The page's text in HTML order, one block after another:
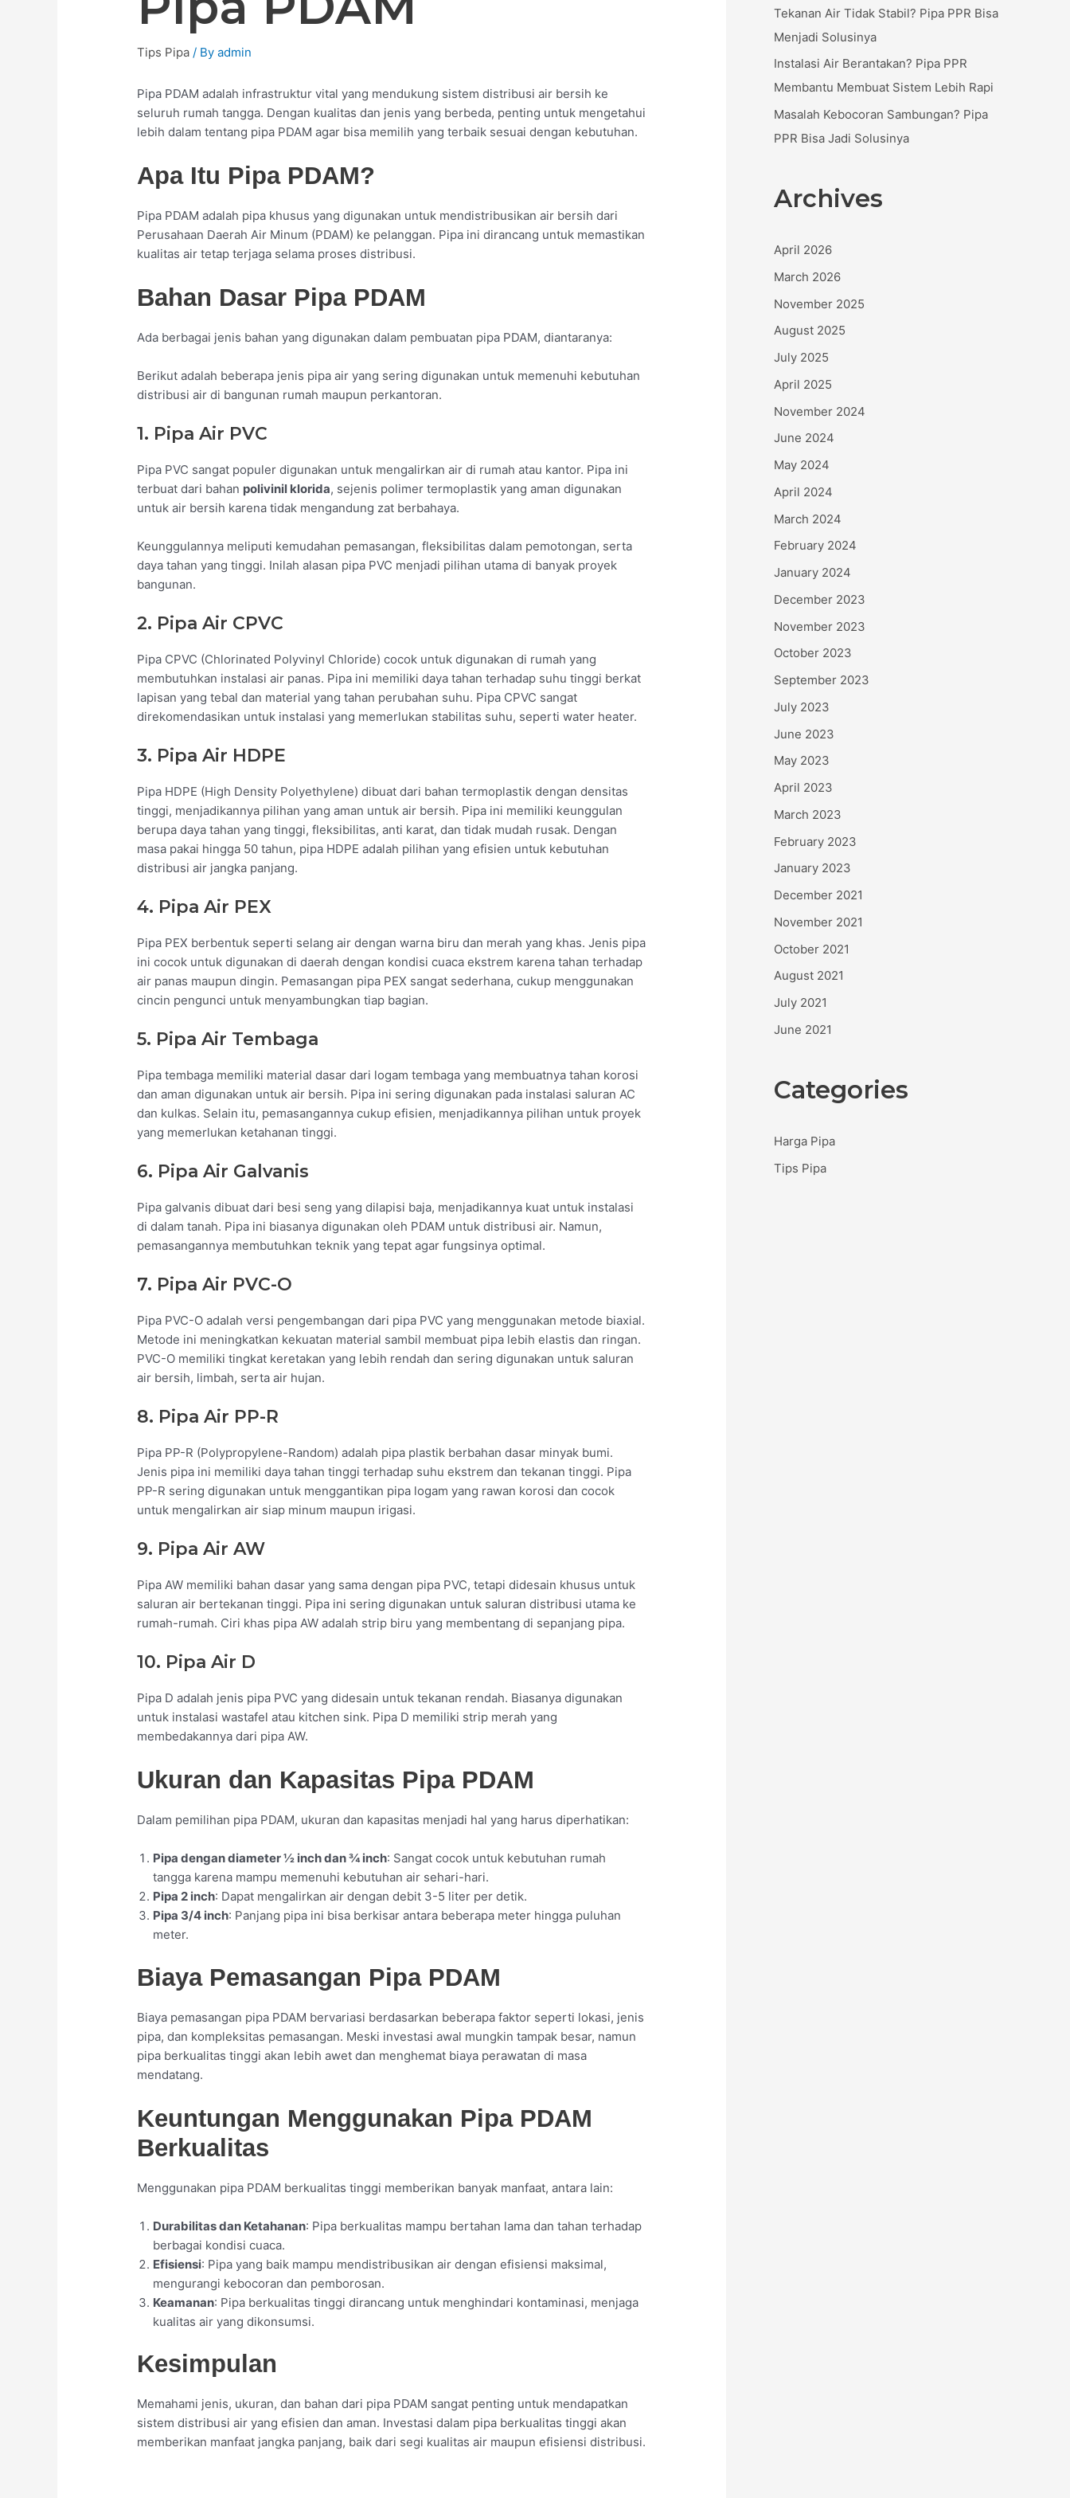
Tips Pipa / Byadmin
Pipa PDAM adalah infrastruktur vital yang mendukung sistem distribusi air bersih ke
seluruh rumah tangga. Dengan kualitas dan jenis yang berbeda, penting untuk mengetahui
lebih dalam tentang pipa PDAM agar bisa memilih yang terbaik sesuai dengan kebutuhan.
Apa Itu Pipa PDAM?
Pipa PDAM adalah pipa khusus yang digunakan untuk mendistribusikan air bersih dari
Perusahaan Daerah Air Minum (PDAM) ke pelanggan. Pipa ini dirancang untuk memastikan
kualitas air tetap terjaga selama proses distribusi.
Bahan Dasar Pipa PDAM
Ada berbagai jenis bahan yang digunakan dalam pembuatan pipa PDAM, diantaranya:
Berikut adalah beberapa jenis pipa air yang sering digunakan untuk memenuhi kebutuhan
distribusi air di bangunan rumah maupun perkantoran.
1. Pipa Air PVC
Pipa PVC sangat populer digunakan untuk mengalirkan air di rumah atau kantor. Pipa ini
terbuat dari bahan polivinil klorida, sejenis polimer termoplastik yang aman digunakan
untuk air bersih karena tidak mengandung zat berbahaya.
Keunggulannya meliputi kemudahan pemasangan, fleksibilitas dalam pemotongan, serta
daya tahan yang tinggi. Inilah alasan pipa PVC menjadi pilihan utama di banyak proyek
bangunan.
2. Pipa Air CPVC
Pipa CPVC (Chlorinated Polyvinyl Chloride) cocok untuk digunakan di rumah yang
membutuhkan instalasi air panas. Pipa ini memiliki daya tahan terhadap suhu tinggi berkat
lapisan yang tebal dan material yang tahan perubahan suhu. Pipa CPVC sangat
direkomendasikan untuk instalasi yang memerlukan stabilitas suhu, seperti water heater.
3. Pipa Air HDPE
Pipa HDPE (High Density Polyethylene) dibuat dari bahan termoplastik dengan densitas
tinggi, menjadikannya pilihan yang aman untuk air bersih. Pipa ini memiliki keunggulan
berupa daya tahan yang tinggi, fleksibilitas, anti karat, dan tidak mudah rusak. Dengan
masa pakai hingga 50 tahun, pipa HDPE adalah pilihan yang efisien untuk kebutuhan
distribusi air jangka panjang.
4. Pipa Air PEX
Pipa PEX berbentuk seperti selang air dengan warna biru dan merah yang khas. Jenis pipa
ini cocok untuk digunakan di daerah dengan kondisi cuaca ekstrem karena tahan terhadap
air panas maupun dingin. Pemasangan pipa PEX sangat sederhana, cukup menggunakan
cincin pengunci untuk menyambungkan tiap bagian.
5. Pipa Air Tembaga
Pipa tembaga memiliki material dasar dari logam tembaga yang membuatnya tahan korosi
dan aman digunakan untuk air bersih. Pipa ini sering digunakan pada instalasi saluran AC
dan kulkas. Selain itu, pemasangannya cukup efisien, menjadikannya pilihan untuk proyek
yang memerlukan ketahanan tinggi.
6. Pipa Air Galvanis
Pipa galvanis dibuat dari besi seng yang dilapisi baja, menjadikannya kuat untuk instalasi
di dalam tanah. Pipa ini biasanya digunakan oleh PDAM untuk distribusi air. Namun,
pemasangannya membutuhkan teknik yang tepat agar fungsinya optimal.
7. Pipa Air PVC-O
Pipa PVC-O adalah versi pengembangan dari pipa PVC yang menggunakan metode biaxial.
Metode ini meningkatkan kekuatan material sambil membuat pipa lebih elastis dan ringan.
PVC-O memiliki tingkat keretakan yang lebih rendah dan sering digunakan untuk saluran
air bersih, limbah, serta air hujan.
8. Pipa Air PP-R
Pipa PP-R (Polypropylene-Random) adalah pipa plastik berbahan dasar minyak bumi.
Jenis pipa ini memiliki daya tahan tinggi terhadap suhu ekstrem dan tekanan tinggi. Pipa
PP-R sering digunakan untuk menggantikan pipa logam yang rawan korosi dan cocok
untuk mengalirkan air siap minum maupun irigasi.
9. Pipa Air AW
Pipa AW memiliki bahan dasar yang sama dengan pipa PVC, tetapi didesain khusus untuk
saluran air bertekanan tinggi. Pipa ini sering digunakan untuk saluran distribusi utama ke
rumah-rumah. Ciri khas pipa AW adalah strip biru yang membentang di sepanjang pipa.
10. Pipa Air D
Pipa D adalah jenis pipa PVC yang didesain untuk tekanan rendah. Biasanya digunakan
untuk instalasi wastafel atau kitchen sink. Pipa D memiliki strip merah yang
membedakannya dari pipa AW.
Ukuran dan Kapasitas Pipa PDAM
Dalam pemilihan pipa PDAM, ukuran dan kapasitas menjadi hal yang harus diperhatikan:
Pipa dengan diameter ½ inch dan ¾ inch: Sangat cocok untuk kebutuhan rumah
tangga karena mampu memenuhi kebutuhan air sehari-hari.
Pipa 2 inch: Dapat mengalirkan air dengan debit 3-5 liter per detik.
Pipa 3/4 inch: Panjang pipa ini bisa berkisar antara beberapa meter hingga puluhan
meter.
Biaya Pemasangan Pipa PDAM
Biaya pemasangan pipa PDAM bervariasi berdasarkan beberapa faktor seperti lokasi, jenis
pipa, dan kompleksitas pemasangan. Meski investasi awal mungkin tampak besar, namun
pipa berkualitas tinggi akan lebih awet dan menghemat biaya perawatan di masa
mendatang.
Keuntungan Menggunakan Pipa PDAM
Berkualitas
Menggunakan pipa PDAM berkualitas tinggi memberikan banyak manfaat, antara lain:
Durabilitas dan Ketahanan: Pipa berkualitas mampu bertahan lama dan tahan terhadap
berbagai kondisi cuaca.
Efisiensi: Pipa yang baik mampu mendistribusikan air dengan efisiensi maksimal,
mengurangi kebocoran dan pemborosan.
Keamanan: Pipa berkualitas tinggi dirancang untuk menghindari kontaminasi, menjaga
kualitas air yang dikonsumsi.
Kesimpulan
Memahami jenis, ukuran, dan bahan dari pipa PDAM sangat penting untuk mendapatkan
sistem distribusi air yang efisien dan aman. Investasi dalam pipa berkualitas tinggi akan
memberikan manfaat jangka panjang, baik dari segi kualitas air maupun efisiensi distribusi.
:Tekanan Air Tidak Stabil? Pipa PPR Bisa
Menjadi Solusinya
Instalasi Air Berantakan? Pipa PPR
Membantu Membuat Sistem Lebih Rapi
Masalah Kebocoran Sambungan? Pipa
PPR Bisa Jadi Solusinya
Archives
April 2026
March 2026
November 2025
August 2025
July 2025
April 2025
November 2024
June 2024
May 2024
April 2024
March 2024
February 2024
January 2024
December 2023
November 2023
October 2023
September 2023
July 2023
June 2023
May 2023
April 2023
March 2023
February 2023
January 2023
December 2021
November 2021
October 2021
August 2021
July 2021
June 2021
Categories
Harga Pipa
Tips Pipa